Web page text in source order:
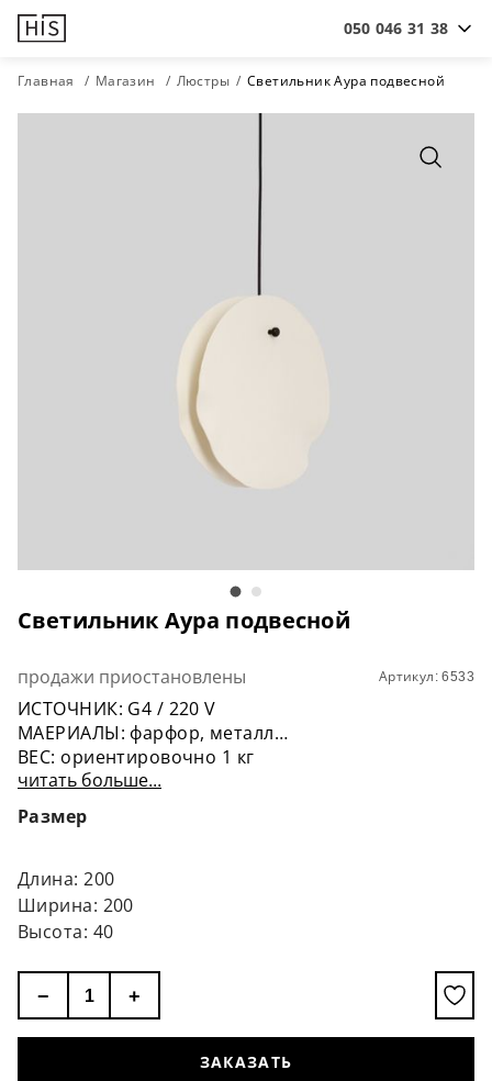
050 046 31 38
Главная Магазин Люстры Светильник Аура подвесной
Светильник Аура подвесной
Артикул: 6533
продажи приостановлены
ИСТОЧНИК: G4 / 220 V
МАЕРИАЛЫ: фарфор, металл
ВЕС: ориентировочно 1 кг
РАЗМЕРЫ: 20 см* 4 см
читать больше...
Размер
Длина: 200
Ширина: 200
Высота: 40
− +
ЗАКАЗАТЬ